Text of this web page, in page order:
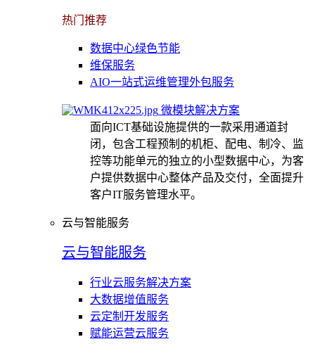
热门推荐
数据中心绿色节能
维保服务
AIO一站式运维管理外包服务
微模块解决方案
面向ICT基础设施提供的一款采用通道封
闭，包含工程预制的机柜、配电、制冷、监
控等功能单元的独立的小型数据中心，为客
户提供数据中心整体产品及交付，全面提升
客户IT服务管理水平。
云与智能服务
云与智能服务
行业云服务解决方案
大数据增值服务
云定制开发服务
赋能运营云服务